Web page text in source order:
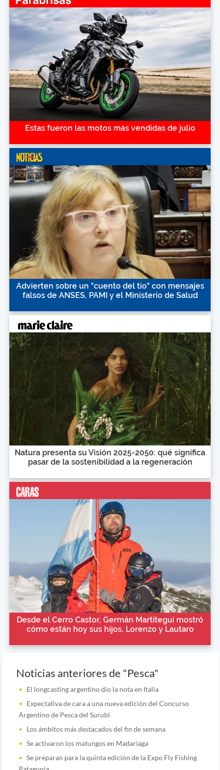
Estas fueron las motos más vendidas de julio
Advierten sobre un "cuento del tío" con mensajes
falsos de ANSES, PAMI y el Ministerio de Salud
Natura presenta su Visión 2025-2050: qué significa
pasar de la sostenibilidad a la regeneración
Desde el Cerro Castor, Germán Martitegui mostró
cómo están hoy sus hijos, Lorenzo y Lautaro
Noticias anteriores de "Pesca"
El longcasting argentino dio la nota en Italia
Expectativa de cara a una nueva edición del Concurso
Argentino de Pesca del Surubí
Los ámbitos más destacados del fin de semana
Se activaron los matungos en Madariaga
Se preparan para la quinta edición de la Expo Fly Fishing